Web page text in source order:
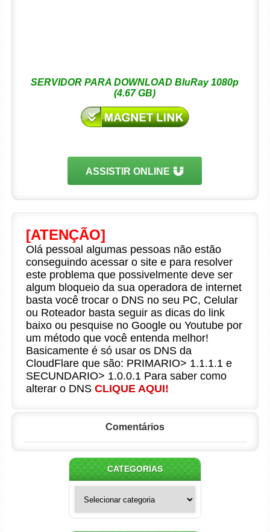
SERVIDOR PARA DOWNLOAD BluRay 1080p
(4.67 GB)
ASSISTIR ONLINE
[ATENÇÃO]
Olá pessoal algumas pessoas não estão
conseguindo acessar o site e para resolver
este problema que possivelmente deve ser
algum bloqueio da sua operadora de internet
basta você trocar o DNS no seu PC, Celular
ou Roteador basta seguir as dicas do link
baixo ou pesquise no Google ou Youtube por
um método que você entenda melhor!
Basicamente é só usar os DNS da
CloudFlare que são: PRIMARIO> 1.1.1.1 e
SECUNDARIO> 1.0.0.1 Para saber como
alterar o DNS CLIQUE AQUI!
Comentários
CATEGORIAS